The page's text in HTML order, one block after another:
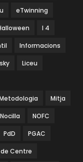
eTwinning
I 4
Informacions
Liceu
Mitja
Nocilla NOFC
PdD PGAC
Centre